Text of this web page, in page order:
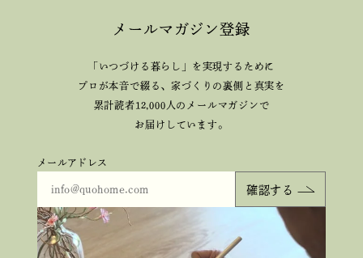
メールマガジン登録
「いつづける暮らし」を実現するために
プロが本音で綴る、家づくりの裏側と真実を
累計読者12,000人のメールマガジンで
お届けしています。
メールアドレス